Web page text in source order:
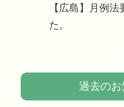
【広島】月例
た。
過去の